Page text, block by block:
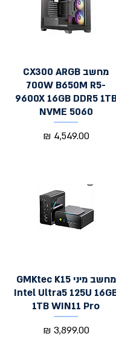
תצוגה מהירה
מחשב CX300 ARGB
700W B650M R5-
9600X 16GB DDR5
NVME 5060
מחיר‏4,549.00 ‏₪
תצוגה מהירה
מחשב מיני GMKtec K15
Intel Ultra5 125U
1TB WIN11 Pro
מחיר‏3,899.00 ‏₪